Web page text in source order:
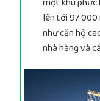
lên tới 97.000
như căn hộ
nhà hàng và